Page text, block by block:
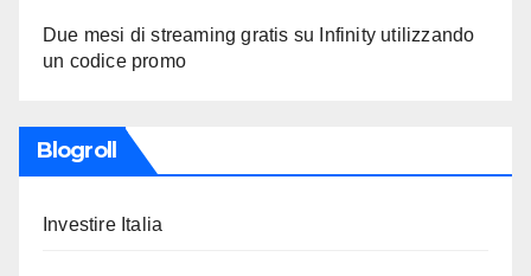
Due mesi di streaming gratis su Infinity utilizzando
un codice promo
Blogroll
Investire Italia